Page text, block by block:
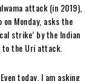
attack (in 2019),
Monday, asks the
strike’ by the Indian
to the Uri attack.
today, I am asking